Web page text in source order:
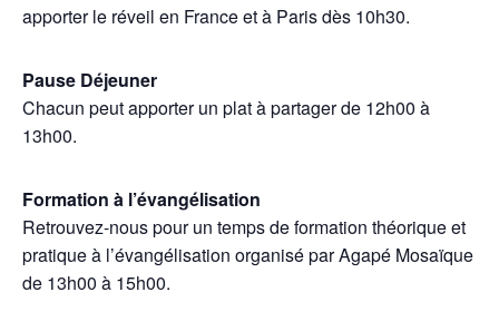
apporter le réveil en France et à Paris dès 10h30.
Pause Déjeuner
Chacun peut apporter un plat à partager de 12h00 à
13h00.
Formation à l’évangélisation
Retrouvez-nous pour un temps de formation théorique et
pratique à l’évangélisation organisé par Agapé Mosaïque
de 13h00 à 15h00.